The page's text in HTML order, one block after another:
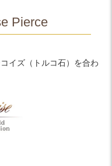
Pierce
イズ（トルコ石）を合わ